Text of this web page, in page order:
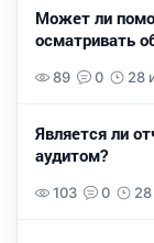
Может ли
осматривать
89 0 28
Является ли
аудитом?
103 0